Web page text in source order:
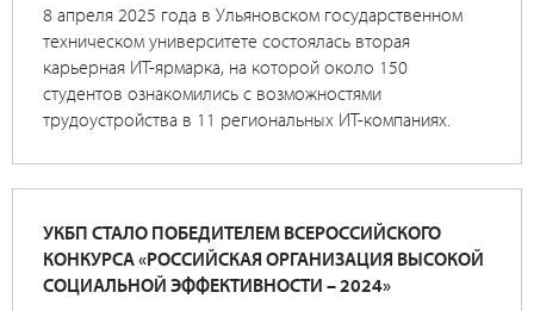
8 апреля 2025 года в Ульяновском государственном
техническом университете состоялась вторая
карьерная ИТ-ярмарка, на которой около 150
студентов ознакомились с возможностями
трудоустройства в 11 региональных ИТ-компаниях.
УКБП СТАЛО ПОБЕДИТЕЛЕМ ВСЕРОССИЙСКОГО
КОНКУРСА «РОССИЙСКАЯ ОРГАНИЗАЦИЯ ВЫСОКОЙ
СОЦИАЛЬНОЙ ЭФФЕКТИВНОСТИ – 2024»